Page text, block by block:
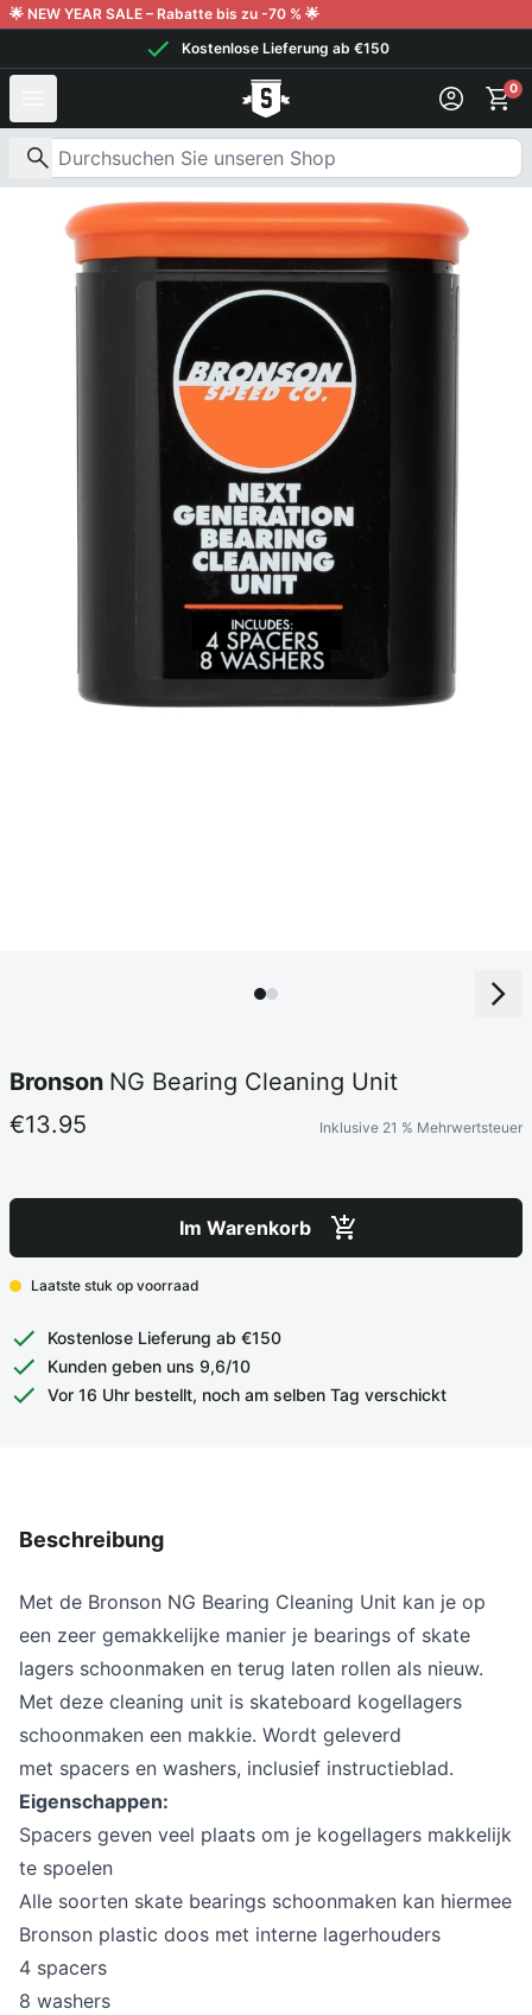
Weiter zum Inhalt
🌟 NEW YEAR SALE – Rabatte bis zu -70 % 🌟
Kostenlose Lieferung ab €150
0
Nach Produkten suchen
Bronson NG Bearing Cleaning Unit
€13.95
Inklusive 21 % Mehrwertsteuer
Im Warenkorb
Laatste stuk op voorraad
Kostenlose Lieferung ab €150
Kunden geben uns 9,6/10
Vor 16 Uhr bestellt, noch am selben Tag verschickt
Beschreibung
Met de Bronson NG Bearing Cleaning Unit kan je op
een zeer gemakkelijke manier je bearings of skate
lagers schoonmaken en terug laten rollen als nieuw.
Met deze cleaning unit is skateboard kogellagers
schoonmaken een makkie. Wordt geleverd
met spacers en washers, inclusief instructieblad.
Eigenschappen:
Spacers geven veel plaats om je kogellagers makkelijk
te spoelen
Alle soorten skate bearings schoonmaken kan hiermee
Bronson plastic doos met interne lagerhouders
4 spacers
8 washers